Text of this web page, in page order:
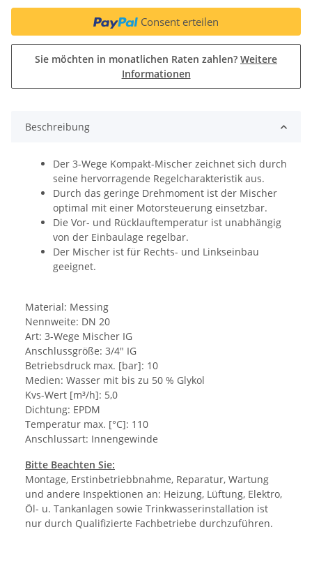
Consent erteilen
Sie möchten in monatlichen Raten zahlen? Weitere
Informationen
Beschreibung
Der 3-Wege Kompakt-Mischer zeichnet sich durch
seine hervorragende Regelcharakteristik aus.
Durch das geringe Drehmoment ist der Mischer
optimal mit einer Motorsteuerung einsetzbar.
Die Vor- und Rücklauftemperatur ist unabhängig
von der Einbaulage regelbar.
Der Mischer ist für Rechts- und Linkseinbau
geeignet.
Material: Messing
Nennweite: DN 20
Art: 3-Wege Mischer IG
Anschlussgröße: 3/4" IG
Betriebsdruck max. [bar]: 10
Medien: Wasser mit bis zu 50 % Glykol
Kvs-Wert [m³/h]: 5,0
Dichtung: EPDM
Temperatur max. [°C]: 110
Anschlussart: Innengewinde
Bitte Beachten Sie:
Montage, Erstinbetriebbnahme, Reparatur, Wartung
und andere Inspektionen an: Heizung, Lüftung, Elektro,
Öl- u. Tankanlagen sowie Trinkwasserinstallation ist
nur durch Qualifizierte Fachbetriebe durchzuführen.